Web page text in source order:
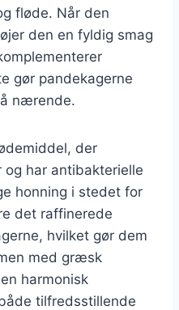
fløde. Når den
den en fyldig smag
gør pandekagerne
nærende.
der
har antibakterielle
honning i stedet for
det raffinerede
hvilket gør dem
med græsk
harmonisk
tilfredsstillende